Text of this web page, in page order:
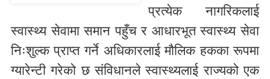
प्रत्येक नागरिकलाई
स्वास्थ्य सेवामा समान पहुँच र आधारभूत स्वास्थ्य सेवा
निःशुल्क प्राप्त गर्ने अधिकारलाई मौलिक हकका रूपमा
ग्यारेन्टी गरेको छ संविधानले स्वास्थ्यलाई राज्यको एक